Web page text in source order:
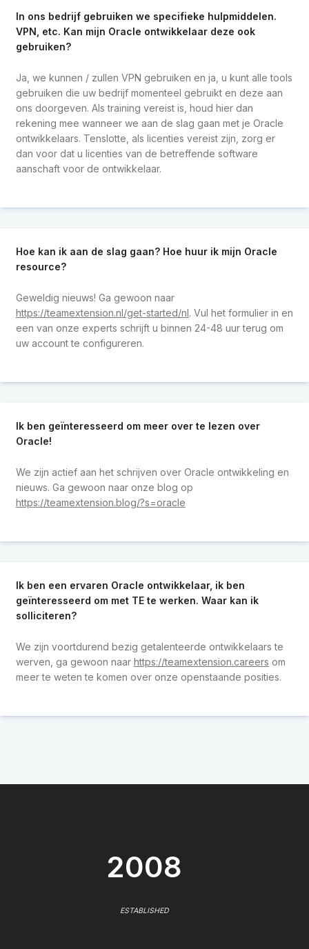
In ons bedrijf gebruiken we specifieke hulpmiddelen.
VPN, etc. Kan mijn Oracle ontwikkelaar deze ook
gebruiken?
Ja, we kunnen / zullen VPN gebruiken en ja, u kunt alle tools
gebruiken die uw bedrijf momenteel gebruikt en deze aan
ons doorgeven. Als training vereist is, houd hier dan
rekening mee wanneer we aan de slag gaan met je Oracle
ontwikkelaars. Tenslotte, als licenties vereist zijn, zorg er
dan voor dat u licenties van de betreffende software
aanschaft voor de ontwikkelaar.
Hoe kan ik aan de slag gaan? Hoe huur ik mijn Oracle
resource?
Geweldig nieuws! Ga gewoon naar
https://teamextension.nl/get-started/nl. Vul het formulier in en
een van onze experts schrijft u binnen 24-48 uur terug om
uw account te configureren.
Ik ben geïnteresseerd om meer over te lezen over
Oracle!
We zijn actief aan het schrijven over Oracle ontwikkeling en
nieuws. Ga gewoon naar onze blog op
https://teamextension.blog/?s=oracle
Ik ben een ervaren Oracle ontwikkelaar, ik ben
geïnteresseerd om met TE te werken. Waar kan ik
solliciteren?
We zijn voortdurend bezig getalenteerde ontwikkelaars te
werven, ga gewoon naar https://teamextension.careers om
meer te weten te komen over onze openstaande posities.
2008
ESTABLISHED